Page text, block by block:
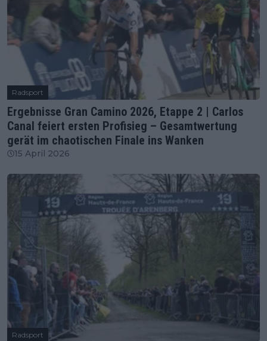
Radsport
Ergebnisse Gran Camino 2026, Etappe 2 | Carlos
Canal feiert ersten Profisieg – Gesamtwertung
gerät im chaotischen Finale ins Wanken
15 April 2026
Radsport